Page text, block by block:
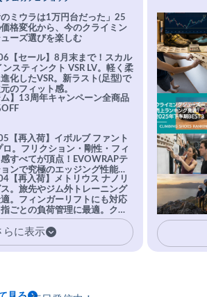
のミウラは1万円台だった」25
格変化から、今のクライミン
ーズ選びを楽しむ
【セール】8月末まで！スカル
ンスティンクト VSR LV。軽く柔
化したVSR。新ラスト(足型)で
のフィット感。
ム】13周年キャンペーン全商品
【再入荷】イボルブ ファント
ロ。フリクション・剛性・フィ
感すべてが頂点！EVOWRAPテ
ンで究極のエッジング性能を
進化系ラバーEvo-74はTRAX
する粘着力で極小ホールドに
。
【再入荷】メトリウス ナノリ
。旅先やジム外トレーニング
。フィンガーリフトにも対応
指ごとの負荷管理に最適。クラ
の指を本気で鍛えるギア。
らに表示